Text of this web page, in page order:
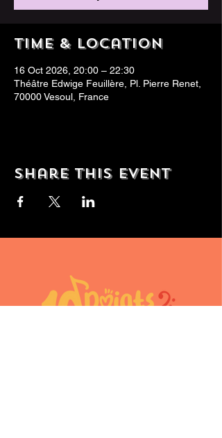
Time & Location
16 Oct 2026, 20:00 – 22:30
Théâtre Edwige Feuillère, Pl. Pierre Renet,
70000 Vesoul, France
Share this event